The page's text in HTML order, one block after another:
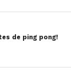
de ping pong!